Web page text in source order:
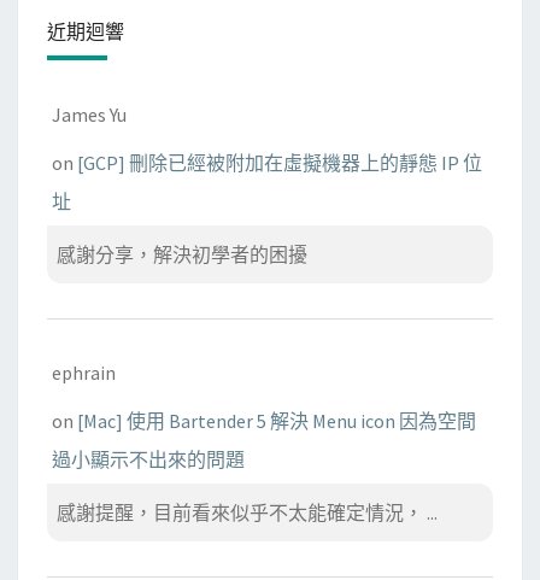
近期迴響
James Yu
on [GCP] 刪除已經被附加在虛擬機器上的靜態 IP 位
址
感謝分享，解決初學者的困擾
ephrain
on [Mac] 使用 Bartender 5 解決 Menu icon 因為空間
過小顯示不出來的問題
感謝提醒，目前看來似乎不太能確定情況， ...